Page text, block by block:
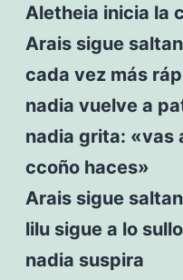
Aletheia inicia la
Arais sigue
cada vez más
nadia vuelve a
nadia grita: «vas
ccoño haces»
Arais sigue
lilu sigue a lo sullo
nadia suspira